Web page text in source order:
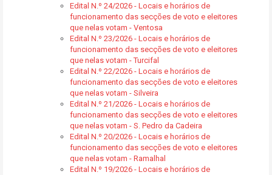
Edital N.º 24/2026 - Locais e horários de
funcionamento das secções de voto e eleitores
que nelas votam - Ventosa
Edital N.º 23/2026 - Locais e horários de
funcionamento das secções de voto e eleitores
que nelas votam - Turcifal
Edital N.º 22/2026 - Locais e horários de
funcionamento das secções de voto e eleitores
que nelas votam - Silveira
Edital N.º 21/2026 - Locais e horários de
funcionamento das secções de voto e eleitores
que nelas votam - S. Pedro da Cadeira
Edital N.º 20/2026 - Locais e horários de
funcionamento das secções de voto e eleitores
que nelas votam - Ramalhal
Edital N.º 19/2026 - Locais e horários de